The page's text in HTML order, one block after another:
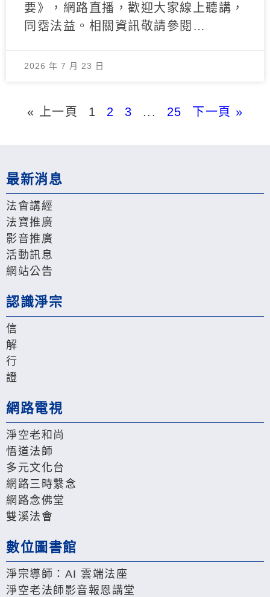
要》，網路直播，歡迎大家線上聽講，
同霑法益。相關資訊敬請參閱…
2026 年 7 月 23 日
« 上一頁 1 2 3 ... 25 下一頁 »
最新消息
法會講經
法寶推廣
影音推廣
活動訊息
網站公告
認識淨宗
信
解
行
證
網路電視
淨空老和尚
悟道法師
多元文化台
網路三時繫念
網路念佛堂
雙溪法會
數位圖書館
淨宗導師：AI 雲端法座
淨空老法師影音報恩講堂